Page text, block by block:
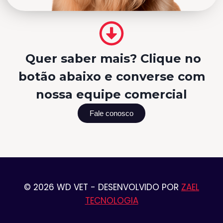
Quer saber mais? Clique no
botão abaixo e converse com
nossa equipe comercial
Fale conosco
© 2026 WD VET - DESENVOLVIDO POR ZAEL
TECNOLOGIA